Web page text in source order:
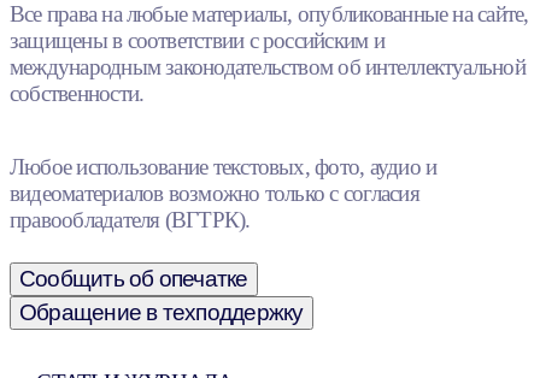
Все права на любые материалы, опубликованные на сайте,
защищены в соответствии с российским и
международным законодательством об интеллектуальной
собственности.
Любое использование текстовых, фото, аудио и
видеоматериалов возможно только с согласия
правообладателя (ВГТРК).
Сообщить об опечатке
Обращение в техподдержку